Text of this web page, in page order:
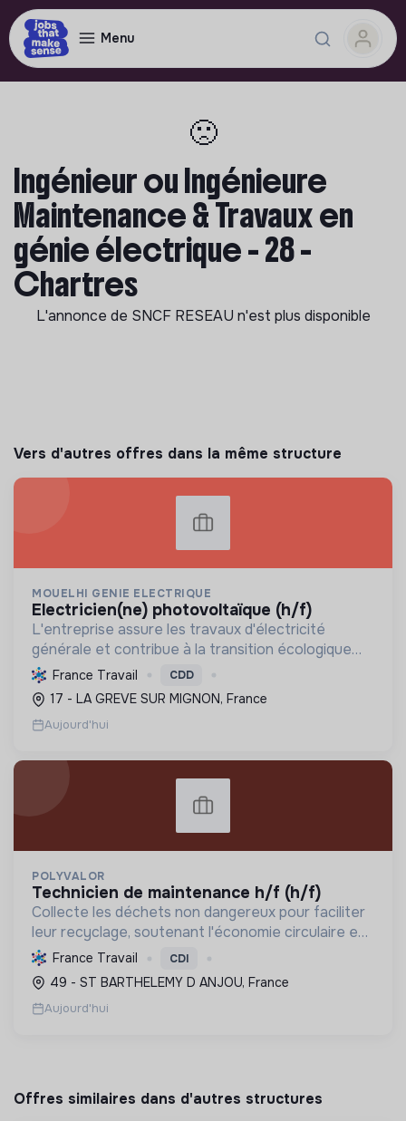
Menu
🙁
Ingénieur ou Ingénieure
Maintenance & Travaux en
génie électrique - 28 -
Chartres
L'annonce de SNCF RESEAU n'est plus disponible
Vers d'autres offres dans la même structure
MOUELHI GENIE ELECTRIQUE
electricien(ne) photovoltaïque (h/f)
L'entreprise assure les travaux d'électricité
générale et contribue à la transition écologique
par l'installation de systèmes photovoltaïques,
favorisant ainsi une énergie plus durable.
France Travail CDD
17 - LA GREVE SUR MIGNON, France
Aujourd'hui
POLYVALOR
technicien de maintenance h/f (h/f)
Collecte les déchets non dangereux pour faciliter
leur recyclage, soutenant l'économie circulaire et
la réduction de l'empreinte environnementale via
une gestion efficace et des équipements
performant...
France Travail CDI
49 - ST BARTHELEMY D ANJOU, France
Aujourd'hui
Offres similaires dans d'autres structures